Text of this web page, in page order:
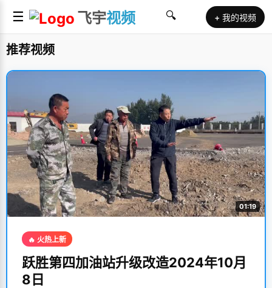
☰ 飞宇视频 🔍 + 我的视频
推荐视频
01:19
🔥 火热上新
跃胜第四加油站升级改造2024年10月
8日